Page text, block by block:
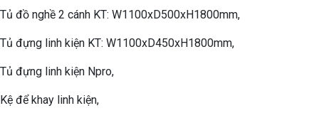
Tủ đồ nghề 2 cánh KT: W1100xD500xH1800mm,
Tủ đựng linh kiện KT: W1100xD450xH1800mm,
Tủ đựng linh kiện Npro,
Kệ để khay linh kiện,